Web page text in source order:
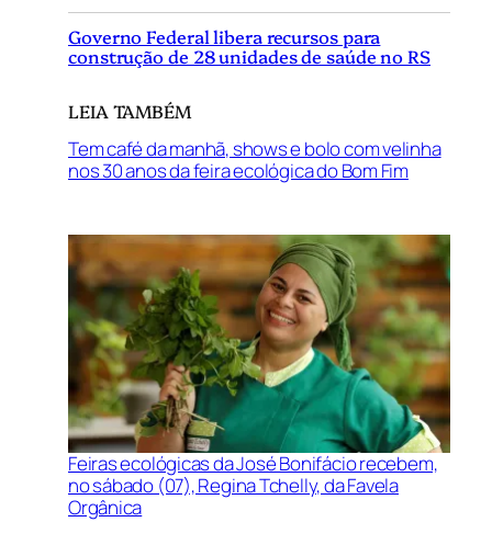
Governo Federal libera recursos para
construção de 28 unidades de saúde no RS
LEIA TAMBÉM
Tem café da manhã, shows e bolo com velinha
nos 30 anos da feira ecológica do Bom Fim
Feiras ecológicas da José Bonifácio recebem,
no sábado (07), Regina Tchelly, da Favela
Orgânica